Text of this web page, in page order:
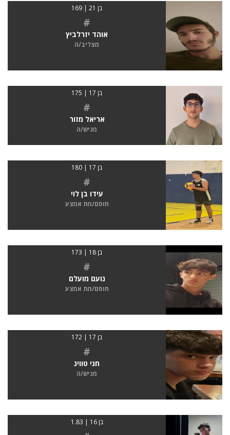
בן 21 | 169
#
אוהד יזרלביץ
מצליב/ה
בן 17 | 175
#
אריאל מזור
מגיש/ה
בן 17 | 180
#
עידו בן לוי
חוסם/מת אמצע
בן 18 | 173
#
נועם מועלם
חוסם/מת אמצע
בן 17 | 172
#
חגי טוויג
מגיש/ה
בן 16 | 1.83